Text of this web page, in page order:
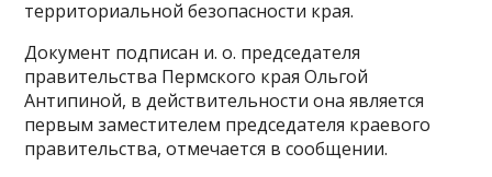
территориальной безопасности края.
Документ подписан и. о. председателя
правительства Пермского края Ольгой
Антипиной, в действительности она является
первым заместителем председателя краевого
правительства, отмечается в сообщении.